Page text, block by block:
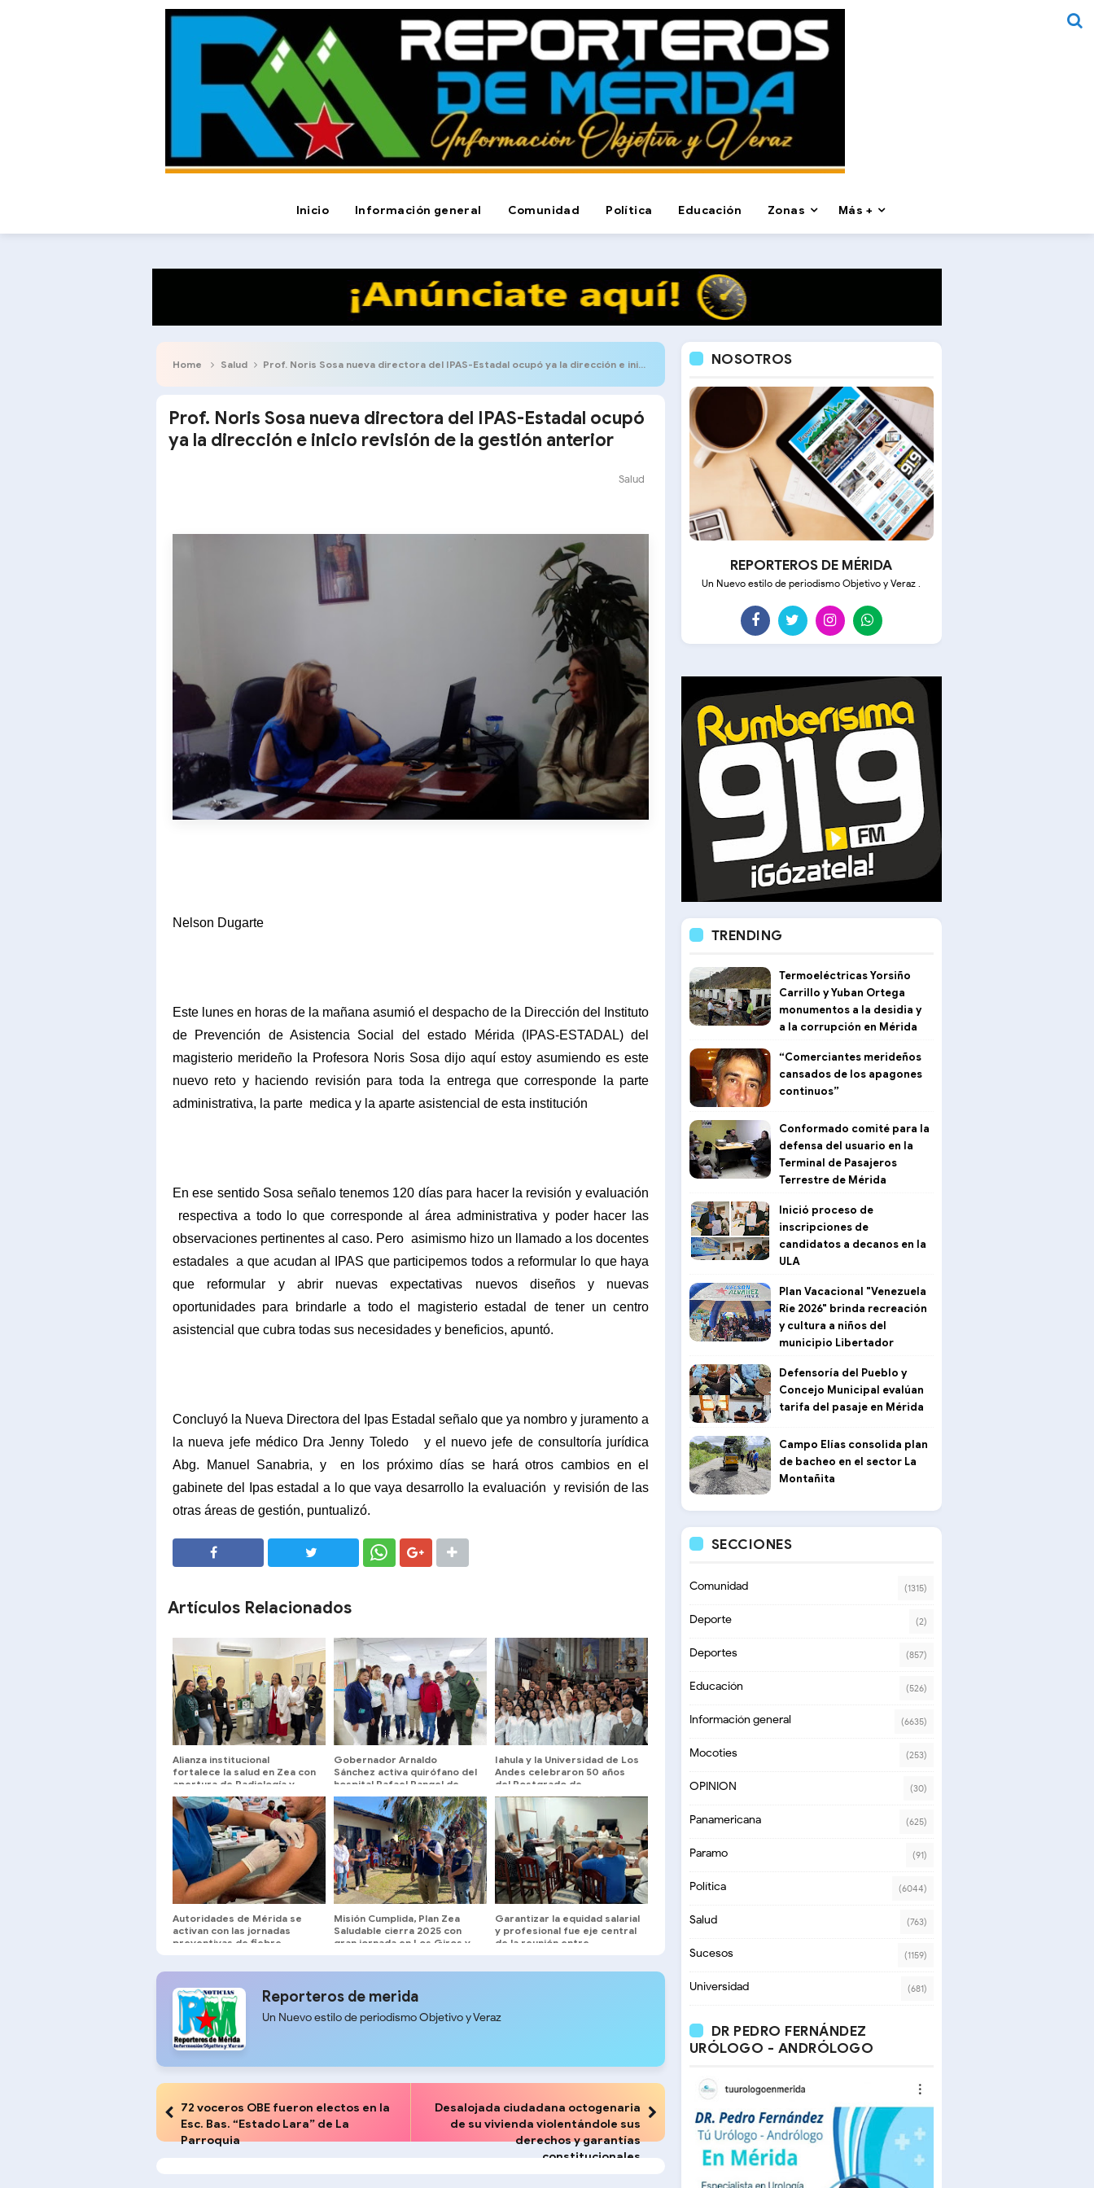
Inicio Información general Comunidad Política Educación Zonas Más +
Home Salud Prof. Noris Sosa nueva directora del IPAS-Estadal ocupó ya la dirección e inicio revisión de la gestión anterior
Prof. Noris Sosa nueva directora del IPAS-Estadal ocupó
ya la dirección e inicio revisión de la gestión anterior
Salud
Nelson Dugarte
Este lunes en horas de la mañana asumió el despacho de la Dirección del Instituto
de Prevención de Asistencia Social del estado Mérida (IPAS-ESTADAL) del
magisterio merideño la Profesora Noris Sosa dijo aquí estoy asumiendo es este
nuevo reto y haciendo revisión para toda la entrega que corresponde la parte
administrativa, la parte medica y la aparte asistencial de esta institución
En ese sentido Sosa señalo tenemos 120 días para hacer la revisión y evaluación
respectiva a todo lo que corresponde al área administrativa y poder hacer las
observaciones pertinentes al caso. Pero asimismo hizo un llamado a los docentes
estadales a que acudan al IPAS que participemos todos a reformular lo que haya
que reformular y abrir nuevas expectativas nuevos diseños y nuevas
oportunidades para brindarle a todo el magisterio estadal de tener un centro
asistencial que cubra todas sus necesidades y beneficios, apuntó.
Concluyó la Nueva Directora del Ipas Estadal señalo que ya nombro y juramento a
la nueva jefe médico Dra Jenny Toledo
y el nuevo jefe de consultoría jurídica
Abg. Manuel Sanabria, y
en los próximo días se hará otros cambios en el
gabinete del Ipas estadal a lo que vaya desarrollo la evaluación y revisión de las
otras áreas de gestión, puntualizó.
Artículos Relacionados
Alianza institucional
fortalece la salud en Zea con
apertura de Radiología y
nuevos turnos médicos
Gobernador Arnaldo
Sánchez activa quirófano del
hospital Rafael Rangel de
Timotes
Iahula y la Universidad de Los
Andes celebraron 50 años
del Postgrado de
Obstetricia y Ginecología
Autoridades de Mérida se
activan con las jornadas
preventivas de fiebre
Misión Cumplida, Plan Zea
Saludable cierra 2025 con
gran jornada en Los Giros y
Garantizar la equidad salarial
y profesional fue eje central
de la reunión entre
Reporteros de merida
Un Nuevo estilo de periodismo Objetivo y Veraz
72 voceros OBE fueron electos en la
Esc. Bas. “Estado Lara” de La
Parroquia
Desalojada ciudadana octogenaria
de su vivienda violentándole sus
derechos y garantías
constitucionales
NOSOTROS
REPORTEROS DE MÉRIDA
Un Nuevo estilo de periodismo Objetivo y Veraz .
TRENDING
Termoeléctricas Yorsiño
Carrillo y Yuban Ortega
monumentos a la desidia y
a la corrupción en Mérida
“Comerciantes merideños
cansados de los apagones
continuos”
Conformado comité para la
defensa del usuario en la
Terminal de Pasajeros
Terrestre de Mérida
Inició proceso de
inscripciones de
candidatos a decanos en la
ULA
Plan Vacacional "Venezuela
Ríe 2026" brinda recreación
y cultura a niños del
municipio Libertador
Defensoría del Pueblo y
Concejo Municipal evalúan
tarifa del pasaje en Mérida
Campo Elías consolida plan
de bacheo en el sector La
Montañita
SECCIONES
Comunidad (1315)
Deporte (2)
Deportes (857)
Educación (526)
Información general (6635)
Mocoties (253)
OPINION (30)
Panamericana (625)
Paramo (91)
Política (6044)
Salud (763)
Sucesos (1159)
Universidad (681)
DR PEDRO FERNÁNDEZ
URÓLOGO - ANDRÓLOGO